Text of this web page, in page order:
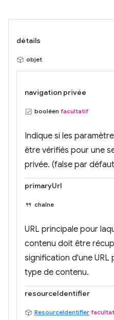
détails
objet
navigation privée
booléen facultatif
Indique si les
être vérifiés pour une
privée. (false par
primaryUrl
chaîne
URL principale pour
contenu doit être
signification d'une URL
type de contenu.
resourceIdentifier
ResourceIdentifier